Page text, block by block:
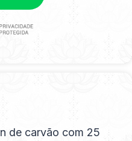
de carvão com 25